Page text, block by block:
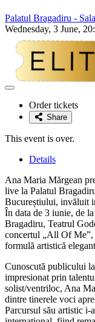
Palatul Bragadiru -
Wednesday, 3 June,
Adaugă
favoriteOrder tickets
Share
This event is over.
Details
Ana Maria Mărgean
live la Palatul
Bucureștiului, invăluit
În data de 3 iunie, de
Bragadiru, Teatrul
concertul „All Of Me”,
formulă artistică
Cunoscută publicului
impresionat prin
solist/ventriloc, Ana
dintre tinerele voci
Parcursul său artistic i-